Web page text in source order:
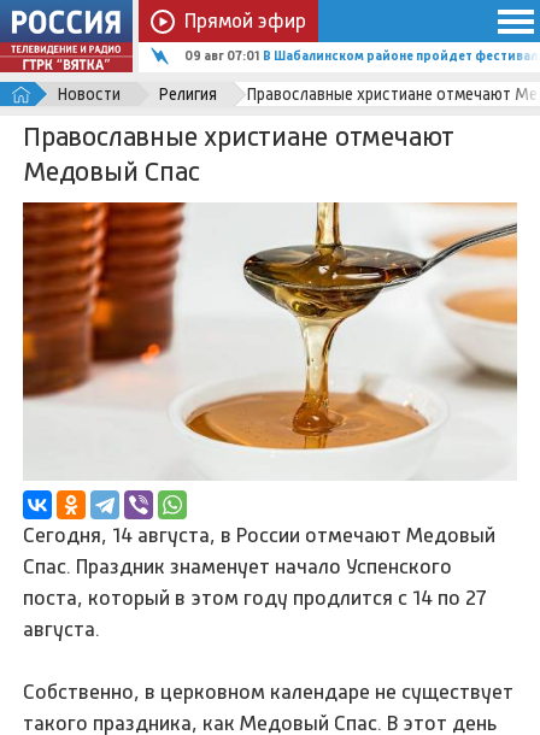
Прямой эфир
09 авг 07:01 В Шабалинском районе пройдет
Новости Религия Православные христиане отмечают
Православные христиане отмечают
Медовый Спас
Сегодня, 14 августа, в России отмечают Медовый
Спас. Праздник знаменует начало Успенского
поста, который в этом году продлится с 14 по 27
августа.
Собственно, в церковном календаре не существует
такого праздника, как Медовый Спас. В этот день